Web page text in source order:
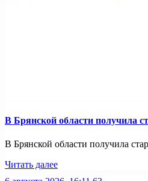
В Брянской области получила
В Брянской области получила
Читать далее